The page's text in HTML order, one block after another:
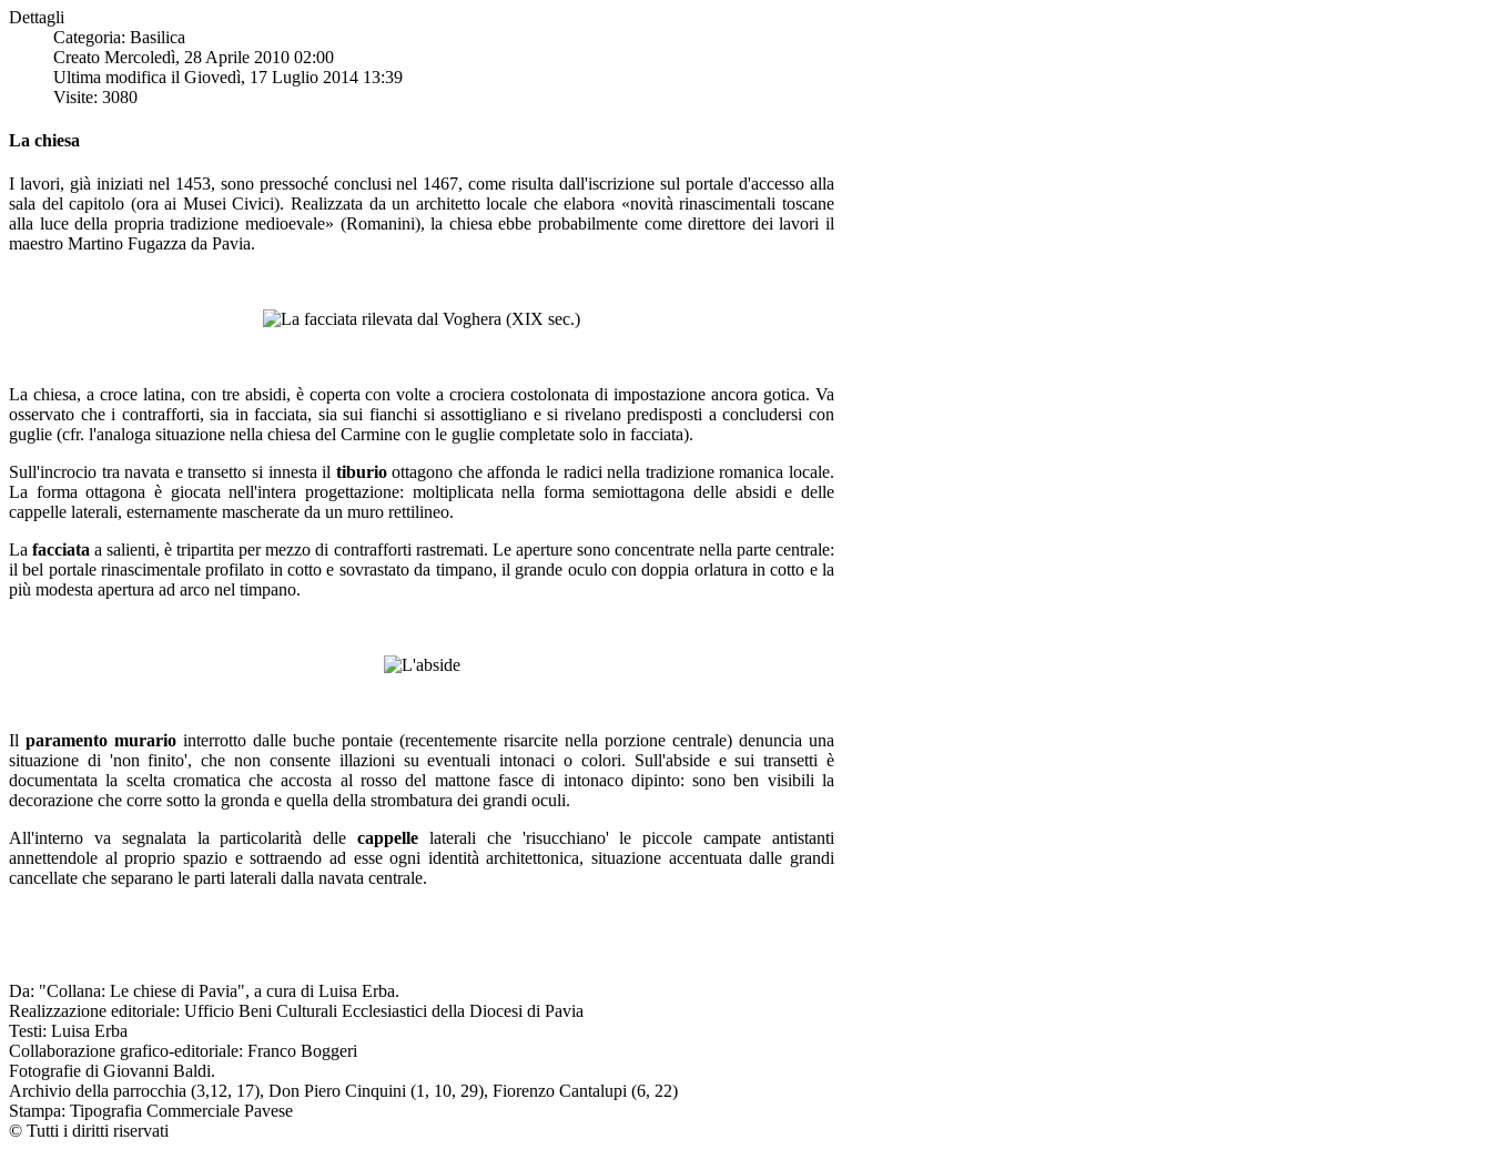
Dettagli
Categoria: Basilica
Creato Mercoledì, 28 Aprile 2010 02:00
Ultima modifica il Giovedì, 17 Luglio 2014 13:39
Visite: 3080
La chiesa
I lavori, già iniziati nel 1453, sono pressoché conclusi nel 1467, come risulta dall'iscrizione sul portale d'accesso alla
sala del capitolo (ora ai Musei Civici). Realizzata da un architetto locale che elabora «novità rinascimentali toscane
alla luce della propria tradizione medioevale» (Romanini), la chiesa ebbe probabilmente come direttore dei lavori il
maestro Martino Fugazza da Pavia.
La chiesa, a croce latina, con tre absidi, è coperta con volte a crociera costolonata di impostazione ancora gotica. Va
osservato che i contrafforti, sia in facciata, sia sui fianchi si assottigliano e si rivelano predisposti a concludersi con
guglie (cfr. l'analoga situazione nella chiesa del Carmine con le guglie completate solo in facciata).
Sull'incrocio tra navata e transetto si innesta il tiburioottagono che affonda le radici nella tradizione romanica locale.
La forma ottagona è giocata nell'intera progettazione: moltiplicata nella forma semiottagona delle absidi e delle
cappelle laterali, esternamente mascherate da un muro rettilineo.
Lafacciata a salienti, è tripartita per mezzo di contrafforti rastremati. Le aperture sono concentrate nella parte centrale:
il bel portale rinascimentale profilato in cotto e sovrastato da timpano, il grande oculo con doppia orlatura in cotto e la
più modesta apertura ad arco nel timpano.
Il paramento murario interrotto dalle buche pontaie (recentemente risarcite nella porzione centrale) denuncia una
situazione di 'non finito', che non consente illazioni su eventuali intonaci o colori. Sull'abside e sui transetti è
documentata la scelta cromatica che accosta al rosso del mattone fasce di intonaco dipinto: sono ben visibili la
decorazione che corre sotto la gronda e quella della strombatura dei grandi oculi.
All'interno va segnalata la particolarità dellecappelle laterali che 'risucchiano' le piccole campate antistanti
annettendole al proprio spazio e sottraendo ad esse ogni identità architettonica, situazione accentuata dalle grandi
cancellate che separano le parti laterali dalla navata centrale.
Da: "Collana: Le chiese di Pavia", a cura di Luisa Erba.
Realizzazione editoriale: Ufficio Beni Culturali Ecclesiastici della Diocesi di Pavia
Testi: Luisa Erba
Collaborazione grafico-editoriale: Franco Boggeri
Fotografie di Giovanni Baldi.
Archivio della parrocchia (3,12, 17), Don Piero Cinquini (1, 10, 29), Fiorenzo Cantalupi (6, 22)
Stampa: Tipografia Commerciale Pavese
© Tutti i diritti riservati